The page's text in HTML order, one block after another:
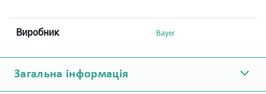
Виробник Bayer
Загальна інформація